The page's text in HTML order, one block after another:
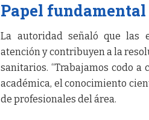
Papel
La autoridad señaló que las
atención y contribuyen a la
sanitarios. “Trabajamos codo a
académica, el conocimiento
de profesionales del área.